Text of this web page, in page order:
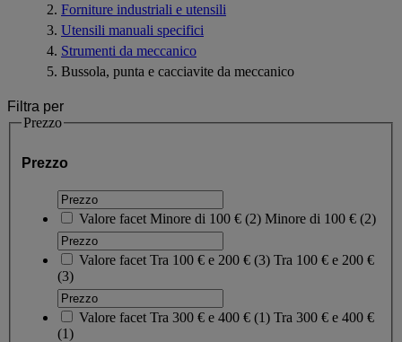
Forniture industriali e utensili
Utensili manuali specifici
Strumenti da meccanico
Bussola, punta e cacciavite da meccanico
Filtra per
Prezzo
Prezzo
Valore facet Minore di 100 € (2) Minore di 100 € (2)
Valore facet Tra 100 € e 200 € (3) Tra 100 € e 200 €
(3)
Valore facet Tra 300 € e 400 € (1) Tra 300 € e 400 €
(1)